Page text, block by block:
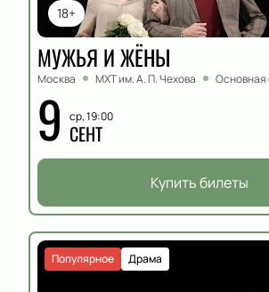
18+
МУЖЬЯ И ЖЁНЫ
Москва МХТ им. А. П. Чехова Основная
9 ср, 19:00
СЕНТ
Купить билеты
Драма
Популярное